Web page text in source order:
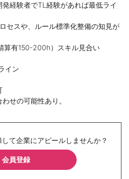
でTL経験があれば最低ライ
、ルール標準化整備の知見が
150-200h）スキル見合い
イン
可能性あり。
て企業にアピールしませんか？
会員登録